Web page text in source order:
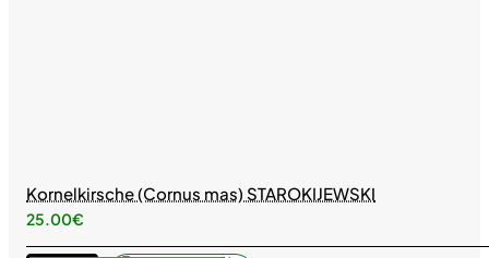
Kornelkirsche (Cornus mas) STAROKIJEWSKI
25.00€